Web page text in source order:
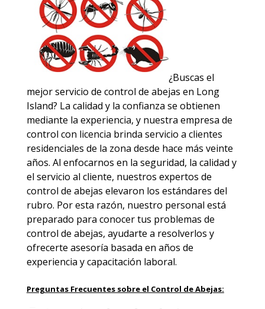
¿Buscas el
mejor servicio de control de abejas en Long
Island? La calidad y la confianza se obtienen
mediante la experiencia, y nuestra empresa de
control con licencia brinda servicio a clientes
residenciales de la zona desde hace más veinte
años. Al enfocarnos en la seguridad, la calidad y
el servicio al cliente, nuestros expertos de
control de abejas elevaron los estándares del
rubro. Por esta razón, nuestro personal está
preparado para conocer tus problemas de
control de abejas, ayudarte a resolverlos y
ofrecerte asesoría basada en años de
experiencia y capacitación laboral.
Preguntas Frecuentes sobre el Control de Abejas: